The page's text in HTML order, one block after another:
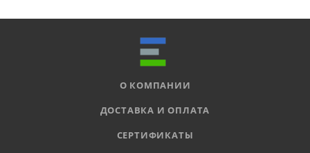
О КОМПАНИИ
ДОСТАВКА И ОПЛАТА
СЕРТИФИКАТЫ